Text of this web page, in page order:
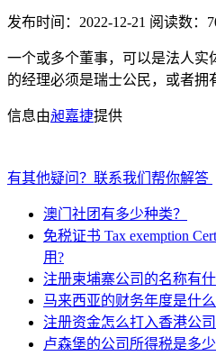
发布时间：2022-12-21 阅读数：
一个或多个董事，可以是法人实
的经理必须是瑞士公民，或者拥
信息由昶嘉捷提供
有其他疑问？联系我们帮你解答
澳门社团有多少种类？
免税证书 Tax exemption
用?
注册柬埔寨公司的名称有什
马来西亚的财务年度是什么
注册资金怎么打入香港公司
卢森堡的公司所得税是多少